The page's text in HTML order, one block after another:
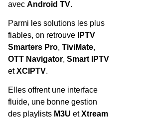
avec Android TV.
Parmi les solutions les plus
fiables, on retrouve
IPTV
Smarters Pro, TiviMate,
OTT Navigator, Smart IPTV
etXCIPTV.
Elles offrent une interface
fluide, une bonne gestion
des playlists M3U etXtream